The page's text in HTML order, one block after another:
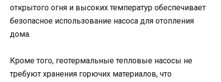
открытого огня и высоких температур обеспечивает
безопасное использование насоса для отопления
дома.
Кроме того, геотермальные тепловые насосы не
требуют хранения горючих материалов, что